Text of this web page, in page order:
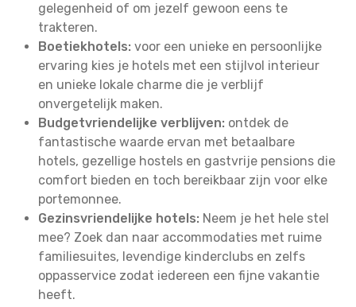
gelegenheid of om jezelf gewoon eens te
trakteren.
Boetiekhotels: voor een unieke en persoonlijke
ervaring kies je hotels met een stijlvol interieur
en unieke lokale charme die je verblijf
onvergetelijk maken.
Budgetvriendelijke verblijven: ontdek de
fantastische waarde ervan met betaalbare
hotels, gezellige hostels en gastvrije pensions die
comfort bieden en toch bereikbaar zijn voor elke
portemonnee.
Gezinsvriendelijke hotels: Neem je het hele stel
mee? Zoek dan naar accommodaties met ruime
familiesuites, levendige kinderclubs en zelfs
oppasservice zodat iedereen een fijne vakantie
heeft.